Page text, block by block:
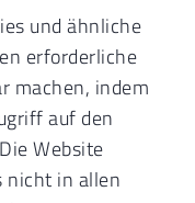
und ähnliche
erforderliche
machen, indem
auf den
Website
nicht in allen